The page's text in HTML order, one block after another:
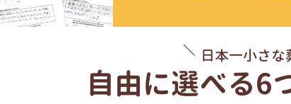
日本一小さな
自由に選べる6